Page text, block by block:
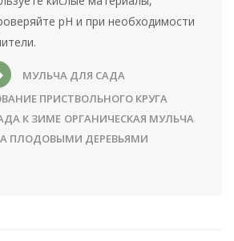
pH и при необходимости
МУЛЬЧА ДЛЯ САДА
ПРИСТВОЛЬНОГО КРУГА
К ЗИМЕ ОРГАНИЧЕСКАЯ МУЛЬЧА
ПЛОДОВЫМИ ДЕРЕВЬЯМИ